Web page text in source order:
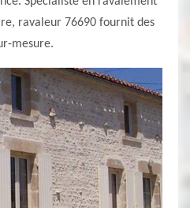
ravaleur 76690 fournit des
mesure.